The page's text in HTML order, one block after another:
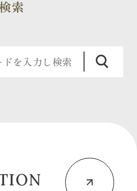
索